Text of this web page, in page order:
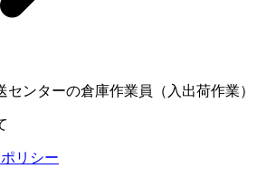
ンターの倉庫作業員（入出荷作業）
リシー